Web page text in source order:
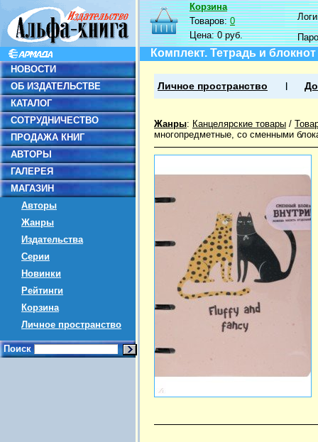
НОВОСТИ
ОБ ИЗДАТЕЛЬСТВЕ
КАТАЛОГ
СОТРУДНИЧЕСТВО
ПРОДАЖА КНИГ
АВТОРЫ
ГАЛЕРЕЯ
МАГАЗИН
Авторы
Жанры
Издательства
Серии
Новинки
Рейтинги
Корзина
Личное пространство
Поиск
Корзина
Товаров:0
Цена:0 руб.
Комплект. Тетрадь и
Личное пространство
Жанры: Канцелярские товары /
многопредметные, со сменными